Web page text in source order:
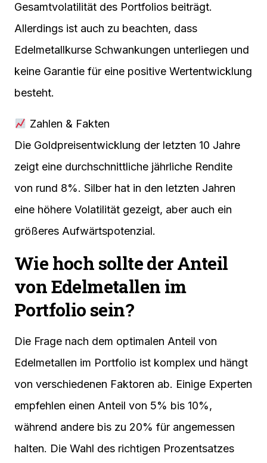
Gesamtvolatilität des Portfolios beiträgt.
Allerdings ist auch zu beachten, dass
Edelmetallkurse Schwankungen unterliegen und
keine Garantie für eine positive Wertentwicklung
besteht.
Zahlen & Fakten
Die Goldpreisentwicklung der letzten 10 Jahre
zeigt eine durchschnittliche jährliche Rendite
von rund 8%. Silber hat in den letzten Jahren
eine höhere Volatilität gezeigt, aber auch ein
größeres Aufwärtspotenzial.
Wie hoch sollte der Anteil
von Edelmetallen im
Portfolio sein?
Die Frage nach dem optimalen Anteil von
Edelmetallen im Portfolio ist komplex und hängt
von verschiedenen Faktoren ab. Einige Experten
empfehlen einen Anteil von 5% bis 10%,
während andere bis zu 20% für angemessen
halten. Die Wahl des richtigen Prozentsatzes